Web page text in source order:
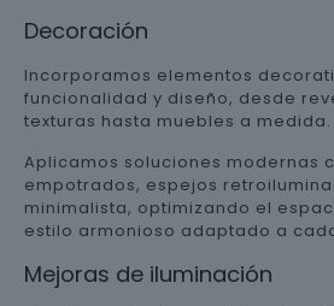
Decoración
Incorporamos elementos
funcionalidad y diseño, desde
texturas hasta muebles a medida.
Aplicamos soluciones modernas
empotrados, espejos
minimalista, optimizando el
estilo armonioso adaptado a
Mejoras de iluminación